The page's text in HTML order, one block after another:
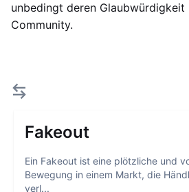
unbedingt deren Glaubwürdigkeit
Community.
Fakeout
Ein Fakeout ist eine plötzliche und
Bewegung in einem Markt, die
verl...